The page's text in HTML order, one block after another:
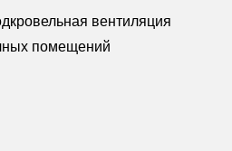
вентиляция
помещений